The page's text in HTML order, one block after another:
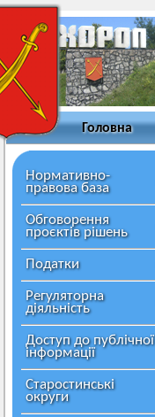
Головна
Нормативно-
правова база
Обговорення
проєктів рішень
Податки
Регуляторна
діяльність
Доступ до публічної
інформації
Старостинські
округи